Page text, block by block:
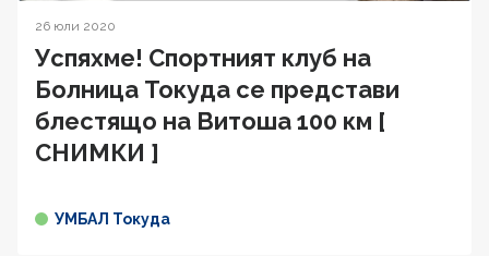
26 юли 2020
Успяхме! Спортният клуб на
Болница Токуда се представи
блестящо на Витоша 100 км [
СНИМКИ ]
УМБАЛ Токуда